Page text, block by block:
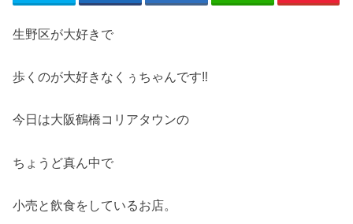
生野区が大好きで
歩くのが大好きなくぅちゃんです‼
今日は大阪鶴橋コリアタウンの
ちょうど真ん中で
小売と飲食をしているお店。